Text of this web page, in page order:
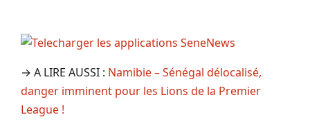
→ A LIRE AUSSI : Namibie – Sénégal délocalisé,
danger imminent pour les Lions de la Premier
League !